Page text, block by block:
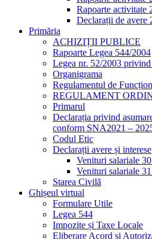
Rapoarte activitate
Declarații de avere
Primăria
ACHIZIȚII PUBLICE
Rapoarte Legea 544/2004
Legea nr. 52/2003
Organigrama
Regulamentul de
REGULAMENT
Primarul
Declarația privind
conform SNA2021 –
Codul Etic
Declarații avere și interese
Venituri salariale
Venituri salariale
Starea Civilă
Ghișeul virtual
Formulare Utile
Legea 544
Impozite și Taxe Locale
Eliberare Acord și